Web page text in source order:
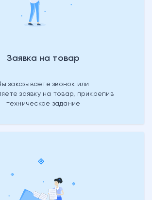
Заявка на товар
заказываете звонок или
заявку на товар, прикрепив
техническое задание